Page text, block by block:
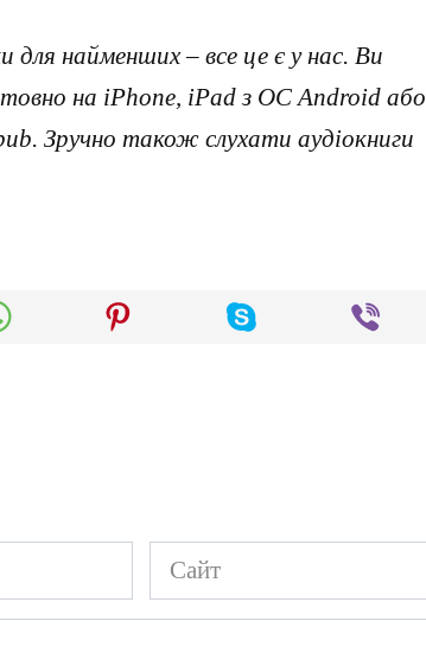
для найменших – все це є у нас. Ви
на iPhone, iPad з ОС Android або
Зручно також слухати аудіокниги
Сайт